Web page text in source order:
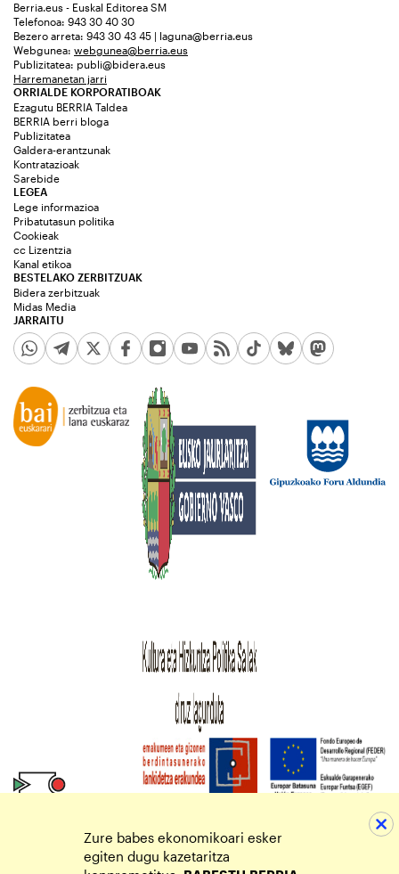
Berria.eus - Euskal Editorea SM
Telefonoa: 943 30 40 30
Bezero arreta: 943 30 43 45 | laguna@berria.eus
Webgunea: webgunea@berria.eus
Publizitatea: publi@bidera.eus
Harremanetan jarri
ORRIALDE KORPORATIBOAK
Ezagutu BERRIA Taldea
BERRIA berri bloga
Publizitatea
Galdera-erantzunak
Kontratazioak
Sarebide
JARRAITU
LEGEA
Lege informazioa
Pribatutasun politika
Cookieak
cc Lizentzia
Kanal etikoa
BESTELAKO ZERBITZUAK
Bidera zerbitzuak
Midas Media
Zure babes ekonomikoari esker
egiten dugu kazetaritza